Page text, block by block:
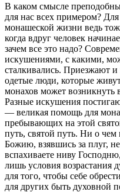
В каком смысле
для нас всех примером?
монашеской жизни ведь
когда вдруг человек
зачем все это надо?
искушениями, с какими,
сталкивались. Приезжают
одетые люди, которые
монахов может
Разные искушения
— великая помощь для
пребывающих на этой
путь, святой путь. Ни о
Божию, взявшись за плуг,
вспахиваете ниву
лишь условия возрастания
для того, чтобы себе
для других быть духовной